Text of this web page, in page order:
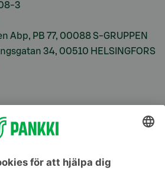
3
Abp, PB 77, 00088 S-GRUPPEN
34, 00510 HELSINGFORS